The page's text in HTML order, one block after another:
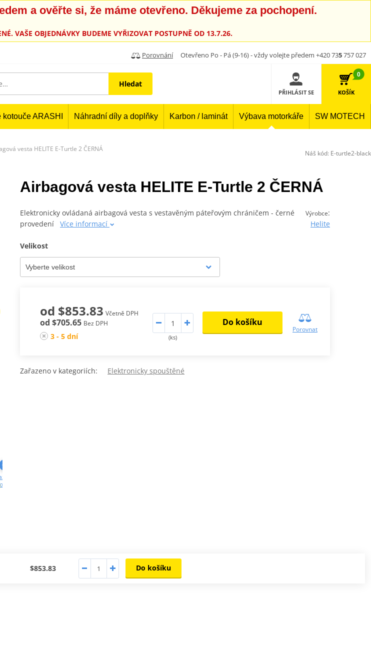
a ověřte si, že máme otevřeno. Děkujeme za pochopení.
VAŠE OBJEDNÁVKY BUDEME VYŘIZOVAT POSTUPNĚ OD 13.7.26.
Porovnání Otevřeno Po - Pá (9-16) - vždy volejte předem +420 735757 027
Hledat
PŘIHLÁSIT SE
0
KOŠÍK
kotouče ARASHI Náhradní díly a doplňky Karbon / laminát Výbava motorkáře SW MOTECH
vesta HELITE E-Turtle 2 ČERNÁ
další
Airbagová vesta HELITE E-Turtle 2 ČERNÁ
Výrobce:
Helite
Elektronicky ovládaná airbagová vesta s vestavěným páteřovým chráničem - černé
provedení
Více informací
Velikost
od $853.83 Včetně DPH
od $705.65 Bez DPH
3 - 5 dní (ks)
Do košíku
Porovnat
Zařazeno v kategoriích: Elektronicky spouštěné
$853.83 Do košíku
Náš kód: E-turtle2-black